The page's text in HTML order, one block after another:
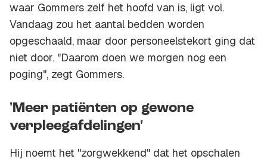
waar Gommers zelf het hoofd van is, ligt vol.
Vandaag zou het aantal bedden worden
opgeschaald, maar door personeelstekort ging dat
niet door. "Daarom doen we morgen nog een
poging", zegt Gommers.
'Meer patiënten op gewone
verpleegafdelingen'
Hij noemt het "zorgwekkend" dat het opschalen